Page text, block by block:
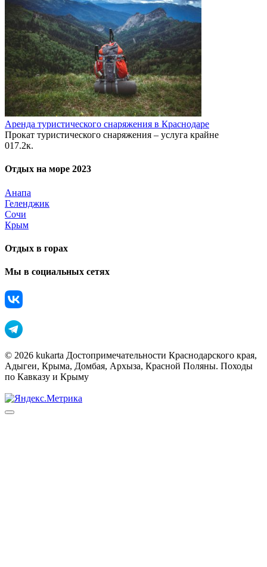
Аренда туристического снаряжения в Краснодаре
Прокат туристического снаряжения – услуга крайне
017.2к.
Отдых на море 2023
Анапа
Геленджик
Сочи
Крым
Отдых в горах
Мы в социальных сетях
© 2026 kukarta Достопримечательности Краснодарского края,
Адыгеи, Крыма, Домбая, Архыза, Красной Поляны. Походы
по Кавказу и Крыму